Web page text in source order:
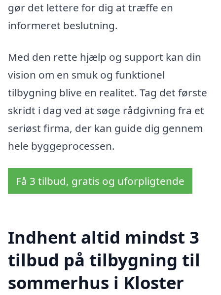
gør det lettere for dig at træffe en
informeret beslutning.
Med den rette hjælp og support kan din
vision om en smuk og funktionel
tilbygning blive en realitet. Tag det første
skridt i dag ved at søge rådgivning fra et
seriøst firma, der kan guide dig gennem
hele byggeprocessen.
Få 3 tilbud, gratis og uforpligtende
Indhent altid mindst 3
tilbud på tilbygning til
sommerhus i Kloster